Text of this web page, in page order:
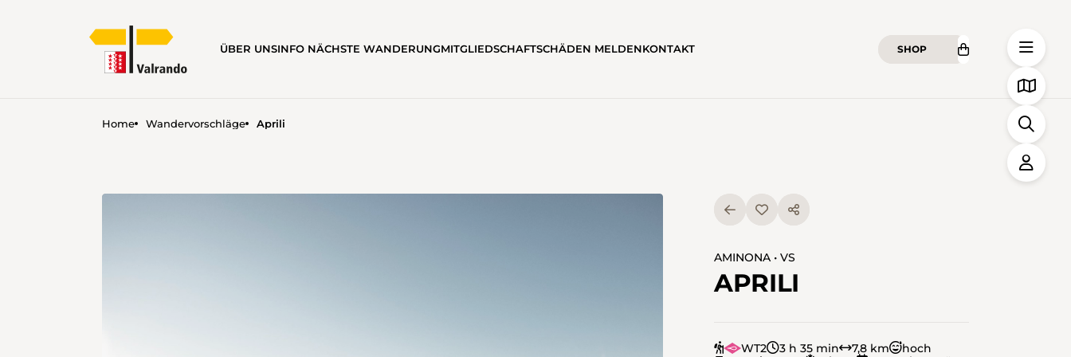
ÜBER UNSINFO NÄCHSTE WANDERUNGMITGLIEDSCHAFTSCHÄDEN MELDENKONTAKT SHOP
Home Wandervorschläge Aprili
AMINONA • VS
APRILI
WT2 3 h 35 min 7,8 km
hoch